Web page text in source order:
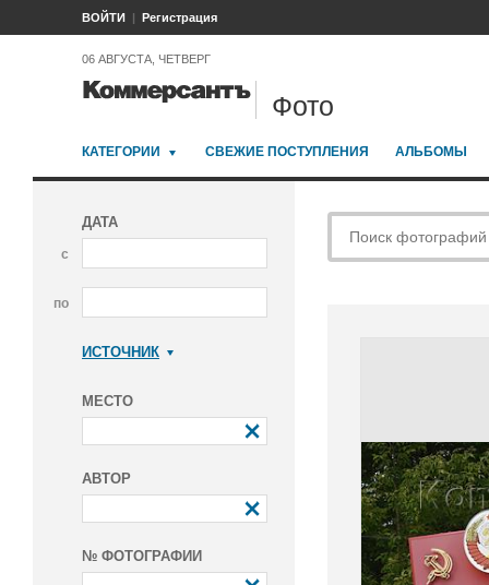
ВОЙТИ Регистрация
06 АВГУСТА, ЧЕТВЕРГ
Фото
КАТЕГОРИИ СВЕЖИЕ ПОСТУПЛЕНИЯ АЛЬБОМЫ
ДАТА
с
по
ИСТОЧНИК
МЕСТО
АВТОР
№ ФОТОГРАФИИ